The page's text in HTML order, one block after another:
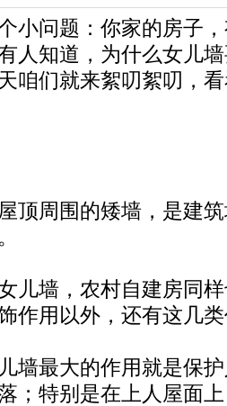
小问题：你家的房子
人知道，为什么女儿
咱们就来絮叨絮叨，
顶周围的矮墙，是建
儿墙，农村自建房同
作用以外，还有这几
墙最大的作用就是保
；特别是在上人屋面